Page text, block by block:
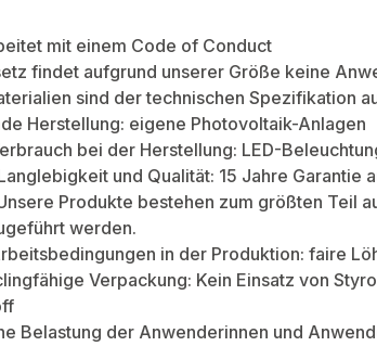
mit einem Code of Conduct
findet aufgrund unserer Größe keine
sind der technischen Spezifikation
Herstellung: eigene Photovoltaik-Anlagen
bei der Herstellung: LED-
und Qualität: 15 Jahre Garantie
Produkte bestehen zum größten Teil
werden.
in der Produktion: faire
Verpackung: Kein Einsatz von
Belastung der Anwenderinnen und